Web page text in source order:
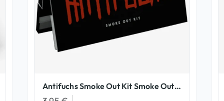
Antifuchs Smoke Out Kit Smoke Out Kits